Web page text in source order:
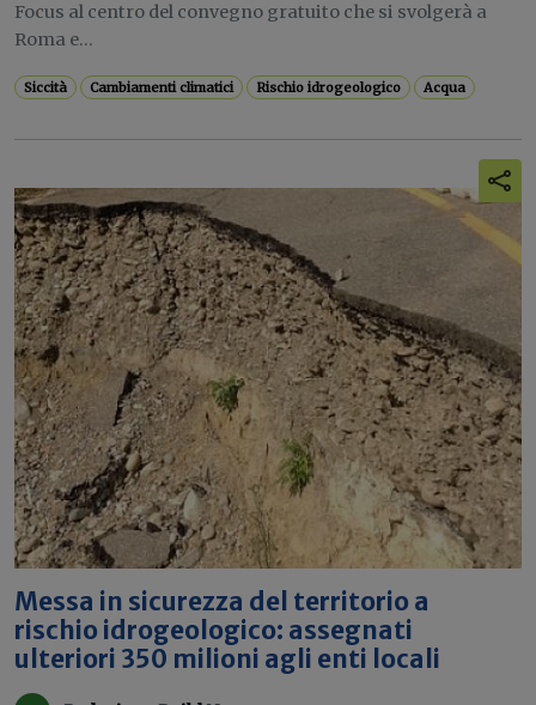
Focus al centro del convegno gratuito che si svolgerà a
Roma e...
Siccità Cambiamenti climatici Rischio idrogeologico Acqua
Messa in sicurezza del territorio a
rischio idrogeologico: assegnati
ulteriori 350 milioni agli enti locali